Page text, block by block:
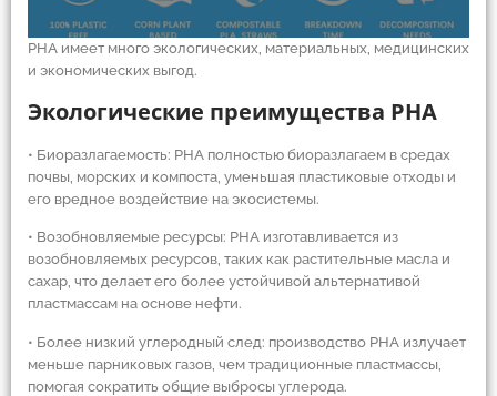
PHA имеет много экологических, материальных, медицинских
и экономических выгод.
Экологические преимущества PHA
• Биоразлагаемость: PHA полностью биоразлагаем в средах
почвы, морских и компоста, уменьшая пластиковые отходы и
его вредное воздействие на экосистемы.
• Возобновляемые ресурсы: PHA изготавливается из
возобновляемых ресурсов, таких как растительные масла и
сахар, что делает его более устойчивой альтернативой
пластмассам на основе нефти.
• Более низкий углеродный след: производство PHA излучает
меньше парниковых газов, чем традиционные пластмассы,
помогая сократить общие выбросы углерода.